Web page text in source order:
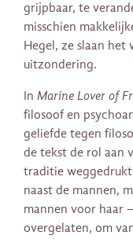
grijpbaar, te
misschien
Hegel, ze slaan het
uitzondering.
In Marine Lover of
filosoof en
geliefde tegen
de tekst de rol aan
traditie weggedrukt
naast de mannen,
mannen voor haar
overgelaten, om